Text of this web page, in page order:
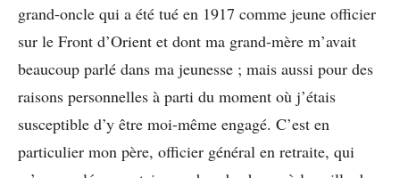
grand-oncle qui a été tué en 1917 comme jeune officier
sur le Front d’Orient et dont ma grand-mère m’avait
beaucoup parlé dans ma jeunesse ; mais aussi pour des
raisons personnelles à parti du moment où j’étais
susceptible d’y être moi-même engagé. C’est en
particulier mon père, officier général en retraite, qui